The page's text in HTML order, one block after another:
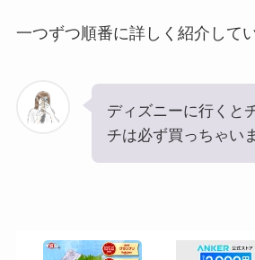
一つずつ順番に詳しく紹介して
ディズニーに行くと
チは必ず買っちゃい